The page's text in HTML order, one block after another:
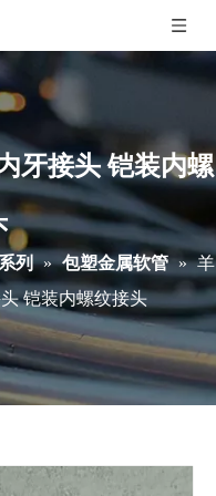
牙接头 铠装内螺
列 » 包塑金属软管 » 羊
铠装内螺纹接头